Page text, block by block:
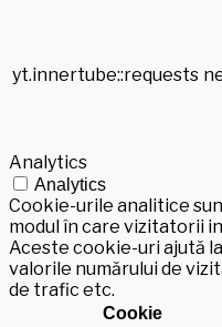
yt.innertube::requests
Analytics
Analytics
Cookie-urile analitice
modul în care vizitatorii
Aceste cookie-uri ajută
valorile numărului de
de trafic etc.
Cookie